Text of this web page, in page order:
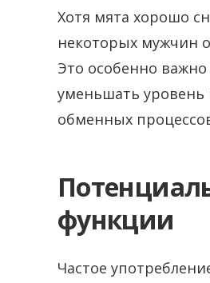
Хотя мята хорошо
некоторых мужчин
Это особенно
уменьшать уровень
обменных
функции
Частое